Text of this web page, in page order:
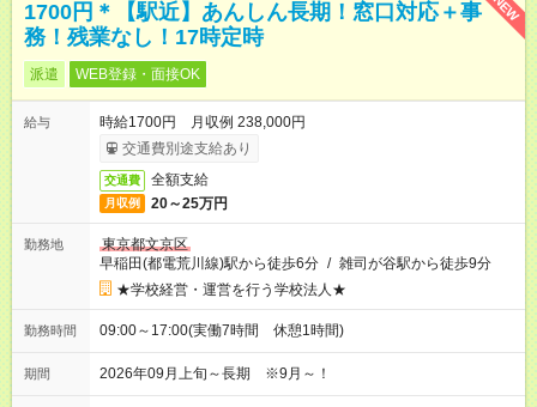
NEW
1700円＊【駅近】あんしん長期！窓口対応＋事
務！残業なし！17時定時
派遣 WEB登録・面接OK
給与
時給1700円 月収例 238,000円
交通費別途支給あり
交通費 全額支給
月収例 20～25万円
勤務地
東京都文京区
早稲田(都電荒川線)駅から徒歩6分 / 雑司が谷駅から徒歩9分
★学校経営・運営を行う学校法人★
勤務時間 09:00～17:00(実働7時間 休憩1時間)
期間 2026年09月上旬～長期 ※9月～！